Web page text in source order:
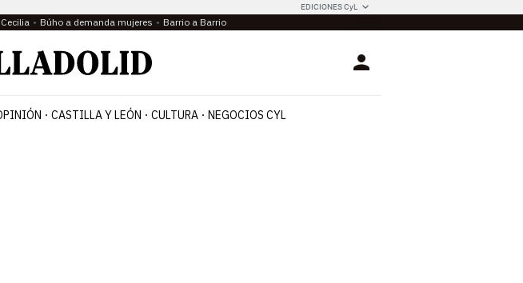
EDICIONES CyL
Búho a demanda mujeres Barrio a Barrio
Login
CASTILLA Y LEÓN CULTURA NEGOCIOS CYL